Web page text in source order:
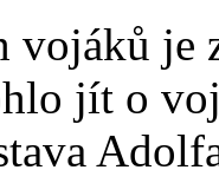
je
jít o